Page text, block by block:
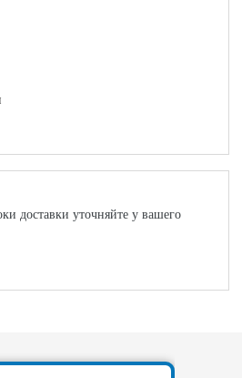
доставки уточняйте у вашего